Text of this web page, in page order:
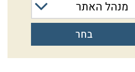
מנהל האתר
בחר